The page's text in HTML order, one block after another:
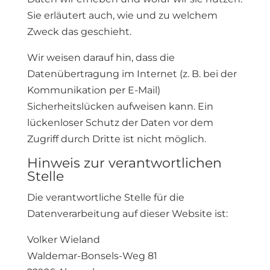
Sie erläutert auch, wie und zu welchem
Zweck das geschieht.
Wir weisen darauf hin, dass die
Datenübertragung im Internet (z. B. bei der
Kommunikation per E-Mail)
Sicherheitslücken aufweisen kann. Ein
lückenloser Schutz der Daten vor dem
Zugriff durch Dritte ist nicht möglich.
Hinweis zur verantwortlichen
Stelle
Die verantwortliche Stelle für die
Datenverarbeitung auf dieser Website ist:
Volker Wieland
Waldemar-Bonsels-Weg 81